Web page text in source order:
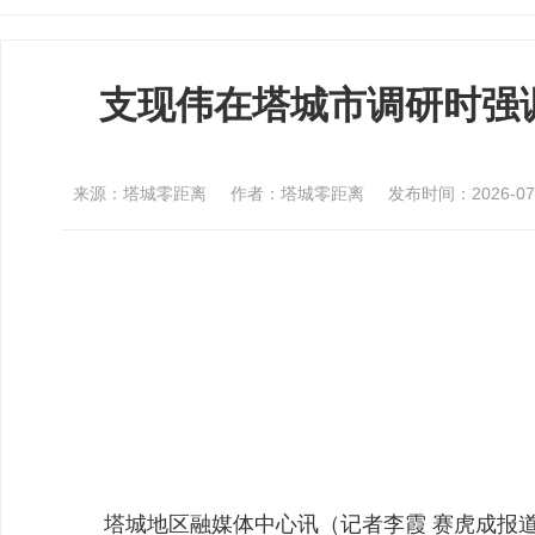
支现伟在塔城市调研时
来源：塔城零距离 作者：塔城零距离 发布时间：2026-
塔城地区融媒体中心讯（记者李霞 赛虎成报